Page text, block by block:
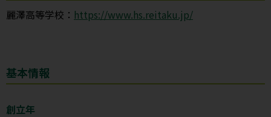
麗澤高等学校： https://www.hs.reitaku.jp/
基本情報
創立年